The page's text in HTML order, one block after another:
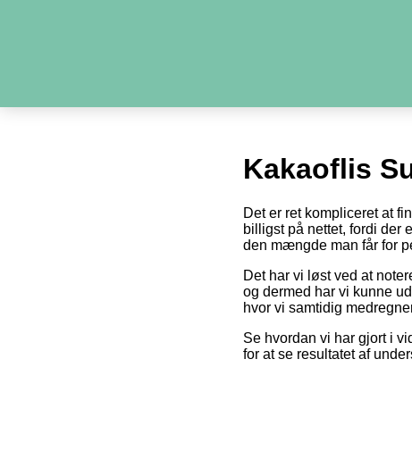
Kakaoflis
Det er ret kompliceret at
billigst på nettet, fordi der
den mængde man får for
Det har vi løst ved at
og dermed har vi kunne
hvor vi samtidig
Se hvordan vi har gjort i
for at se resultatet af